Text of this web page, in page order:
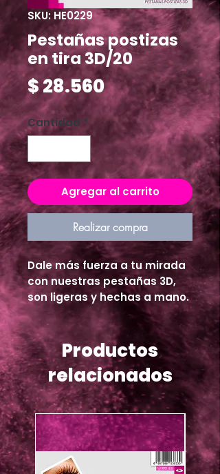
SKU: HE0229
Pestañas postizas
en tira 3D/20
$ 28.560Precio
Cantidad *
Agregar al carrito
Realizar compra
Dale más fuerza a tu mirada
con nuestras pestañas 3D,
son ligeras y hechas a mano.
Productos
relacionados